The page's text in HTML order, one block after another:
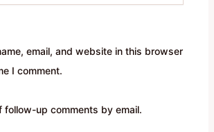
email, and website in this browser
I comment.
follow-up comments by email.